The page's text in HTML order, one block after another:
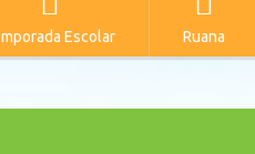
Escolar Ruana